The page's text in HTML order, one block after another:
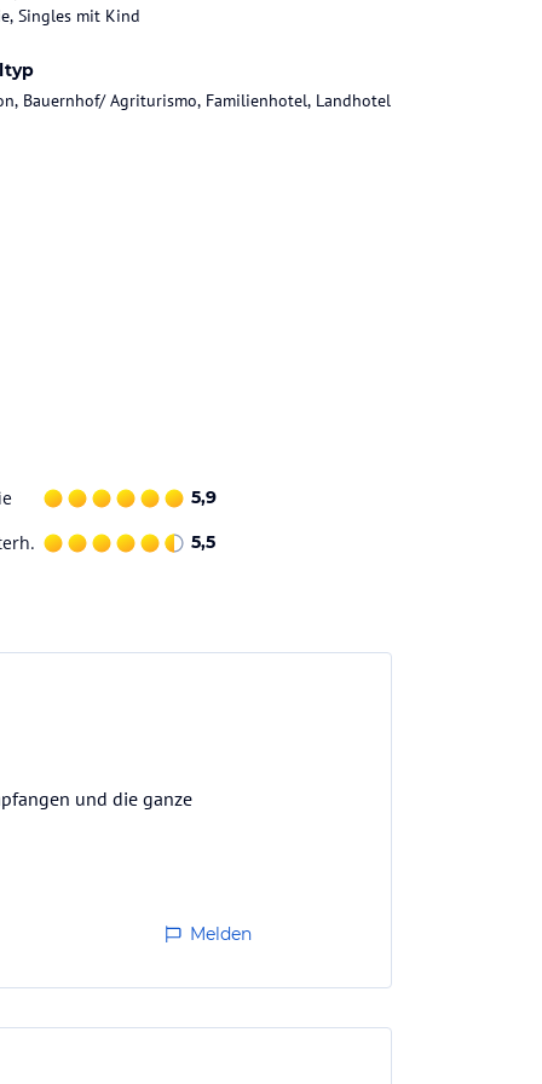
Singles mit Kind
Bauernhof/ Agriturismo, Familienhotel, Landhotel
5,9
5,5
und die ganze
Melden